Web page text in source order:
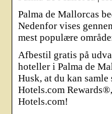
Palma de Mallorcas
Nedenfor vises
mest populære
Afbestil gratis på
hoteller i Palma de
Husk, at du kan
Hotels.com
Hotels.com!